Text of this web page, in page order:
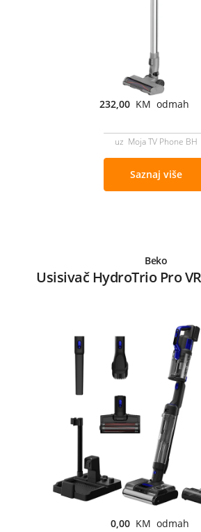
232,00 KM odmah
uz Moja TV Phone BH
Saznaj više
Beko
Usisivač HydroTrio Pro
0,00 KM odmah